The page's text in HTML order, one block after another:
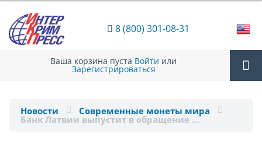
8 (800) 301-08-31
Ваша корзина пуста Войти или
Зарегистрироваться
Новости Современные монеты мира
Банк Латвии выпустит в обращение …